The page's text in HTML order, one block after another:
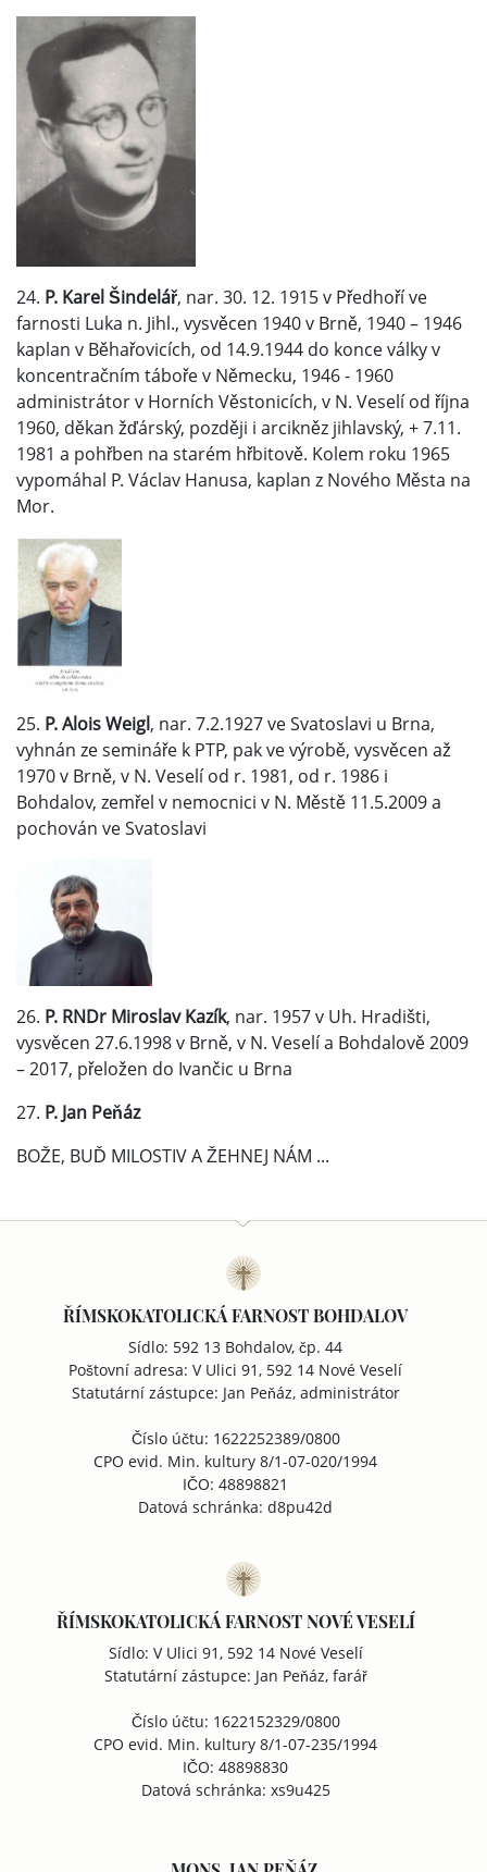
24. P. Karel Šindelář, nar. 30. 12. 1915 v Předhoří ve
farnosti Luka n. Jihl., vysvěcen 1940 v Brně, 1940 – 1946
kaplan v Běhařovicích, od 14.9.1944 do konce války v
koncentračním táboře v Německu, 1946 - 1960
administrátor v Horních Věstonicích, v N. Veselí od října
1960, děkan žďárský, později i arcikněz jihlavský, + 7.11.
1981 a pohřben na starém hřbitově. Kolem roku 1965
vypomáhal P. Václav Hanusa, kaplan z Nového Města na
Mor.
25. P. Alois Weigl, nar. 7.2.1927 ve Svatoslavi u Brna,
vyhnán ze semináře k PTP, pak ve výrobě, vysvěcen až
1970 v Brně, v N. Veselí od r. 1981, od r. 1986 i
Bohdalov, zemřel v nemocnici v N. Městě 11.5.2009 a
pochován ve Svatoslavi
26. P. RNDr Miroslav Kazík, nar. 1957 v Uh. Hradišti,
vysvěcen 27.6.1998 v Brně, v N. Veselí a Bohdalově 2009
– 2017, přeložen do Ivančic u Brna
27. P. Jan Peňáz
BOŽE, BUĎ MILOSTIV A ŽEHNEJ NÁM ...
ŘÍMSKOKATOLICKÁ FARNOST BOHDALOV
Sídlo: 592 13 Bohdalov, čp. 44
Poštovní adresa: V Ulici 91, 592 14 Nové Veselí
Statutární zástupce: Jan Peňáz, administrátor
Číslo účtu: 1622252389/0800
CPO evid. Min. kultury 8/1-07-020/1994
IČO: 48898821
Datová schránka: d8pu42d
ŘÍMSKOKATOLICKÁ FARNOST NOVÉ VESELÍ
Sídlo: V Ulici 91, 592 14 Nové Veselí
Statutární zástupce: Jan Peňáz, farář
Číslo účtu: 1622152329/0800
CPO evid. Min. kultury 8/1-07-235/1994
IČO: 48898830
Datová schránka: xs9u425